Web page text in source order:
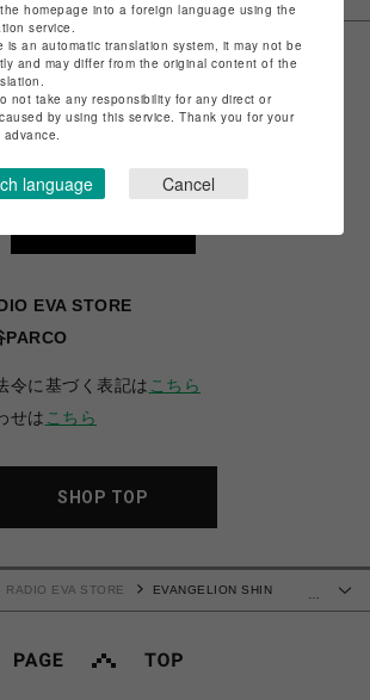
EVA STORE
PARCO
令に基づく表記は こちら
せは こちら
SHOP TOP
RADIO EVA STORE
EVANGELION SHIN
homepage into a foreign language using the
service.
is an automatic translation system, it may not be
and may differ from the original content of the
not take any responsibility for any direct or
by using this service. Thank you for your
language Cancel